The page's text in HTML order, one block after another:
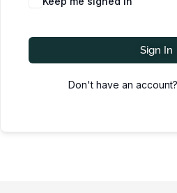
Sign In
Don't have an account?